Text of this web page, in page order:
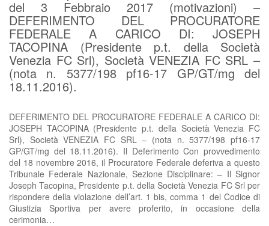
del 3 Febbraio 2017 (motivazioni) –
DEFERIMENTO DEL PROCURATORE
FEDERALE A CARICO DI: JOSEPH
TACOPINA (Presidente p.t. della Società
Venezia FC Srl), Società VENEZIA FC SRL –
(nota n. 5377/198 pf16-17 GP/GT/mg del
18.11.2016).
DEFERIMENTO DEL PROCURATORE FEDERALE A CARICO DI:
JOSEPH TACOPINA (Presidente p.t. della Società Venezia FC
Srl), Società VENEZIA FC SRL – (nota n. 5377/198 pf16-17
GP/GT/mg del 18.11.2016). Il Deferimento Con provvedimento
del 18 novembre 2016, il Procuratore Federale deferiva a questo
Tribunale Federale Nazionale, Sezione Disciplinare: – Il Signor
Joseph Tacopina, Presidente p.t. della Società Venezia FC Srl per
rispondere della violazione dell’art. 1 bis, comma 1 del Codice di
Giustizia Sportiva per avere proferito, in occasione della
cerimonia…